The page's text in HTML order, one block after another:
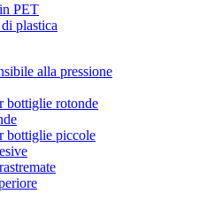
PET
plastica
alla pressione
bottiglie rotonde
bottiglie piccole